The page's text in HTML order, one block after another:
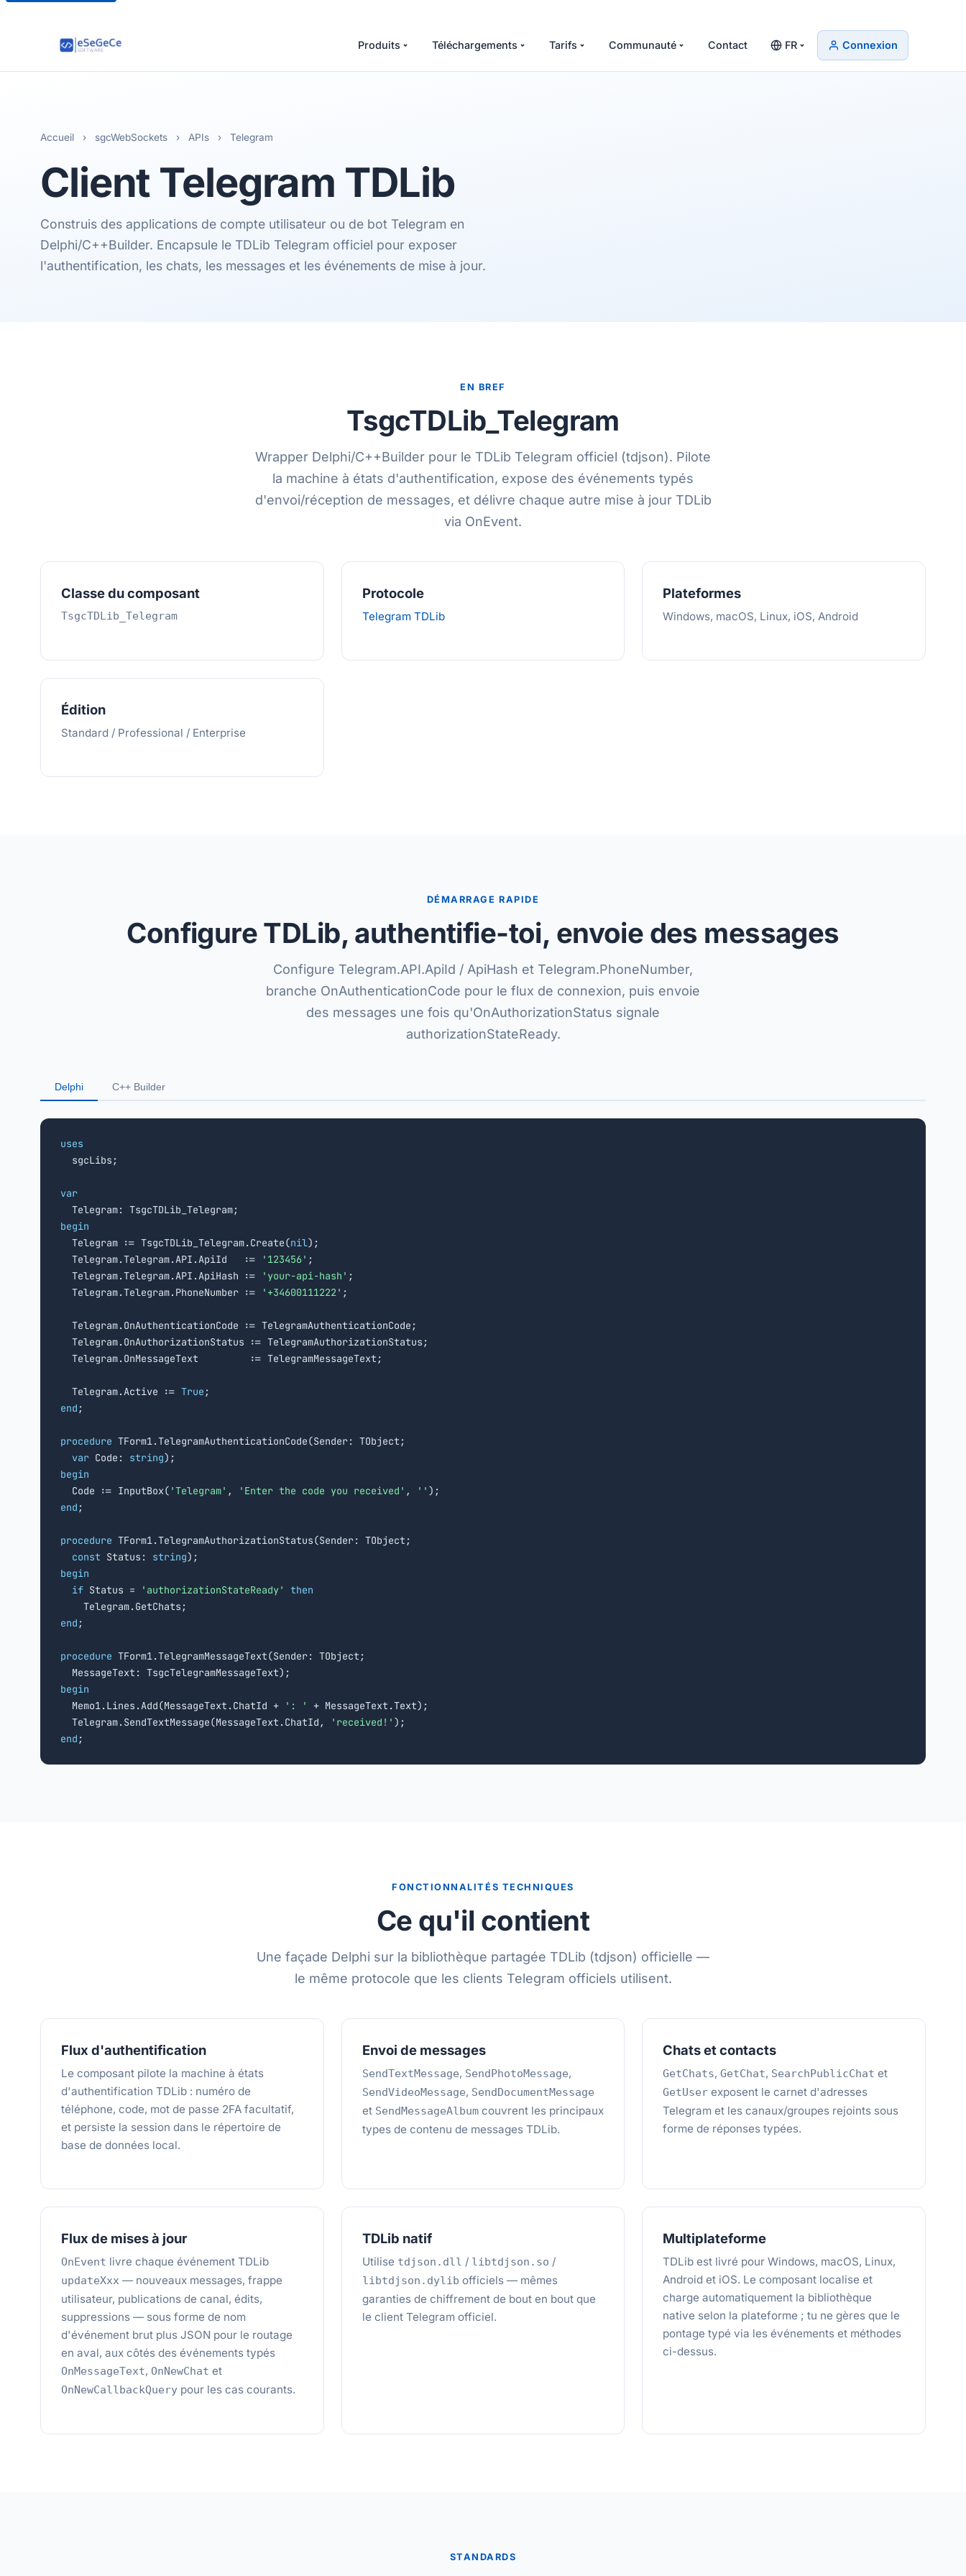
Produits Téléchargements Tarifs Communauté Contact FR Connexion
Accueil › sgcWebSockets › APIs › Telegram
Client Telegram TDLib
Construis des applications de compte utilisateur ou de bot Telegram en
Delphi/C++Builder. Encapsule le TDLib Telegram officiel pour exposer
l'authentification, les chats, les messages et les événements de mise à jour.
EN BREF
TsgcTDLib_Telegram
Wrapper Delphi/C++Builder pour le TDLib Telegram officiel (tdjson). Pilote
la machine à états d'authentification, expose des événements typés
d'envoi/réception de messages, et délivre chaque autre mise à jour TDLib
via OnEvent.
Classe du composant
TsgcTDLib_Telegram
Protocole
Telegram TDLib
Plateformes
Windows, macOS, Linux, iOS, Android
Édition
Standard / Professional / Enterprise
DÉMARRAGE RAPIDE
Configure TDLib, authentifie-toi, envoie des messages
Configure Telegram.API.ApiId / ApiHash et Telegram.PhoneNumber,
branche OnAuthenticationCode pour le flux de connexion, puis envoie
des messages une fois qu'OnAuthorizationStatus signale
authorizationStateReady.
Delphi C++ Builder
uses
sgcLibs;
var
begin
Telegram := TsgcTDLib_Telegram.Create(nil);
  Telegram.Telegram.API.ApiId   :=
'123456' ;
  Telegram.Telegram.API.ApiHash :=
'your-api-hash' ;
  Telegram.Telegram.PhoneNumber :=
'+34600111222' ;
  Telegram.OnAuthenticationCode := TelegramAuthenticationCode;
  Telegram.OnAuthorizationStatus := TelegramAuthorizationStatus;
  Telegram.OnMessageText         := TelegramMessageText;
  Telegram.Active :=
True
end ;
procedure TForm1.TelegramAuthenticationCode(Sender: TObject;
var Code: string
begin
Code := InputBox( 'Telegram' , 'Enter the code you received' , ''
end ;
procedure TForm1.TelegramAuthorizationStatus(Sender: TObject;
const Status: string
begin
if Status = 'authorizationStateReady'
then
end ;
procedure TForm1.TelegramMessageText(Sender: TObject;
begin
Memo1.Lines.Add(MessageText.ChatId +
': '
+ MessageText.Text);
  Telegram.SendTextMessage(MessageText.ChatId,
'received!'
end ;
FONCTIONNALITÉS TECHNIQUES
Ce qu'il contient
Une façade Delphi sur la bibliothèque partagée TDLib (tdjson) officielle —
le même protocole que les clients Telegram officiels utilisent.
Flux d'authentification
Le composant pilote la machine à états
d'authentification TDLib : numéro de
téléphone, code, mot de passe 2FA facultatif,
et persiste la session dans le répertoire de
base de données local.
Envoi de messages
SendTextMessage, SendPhotoMessage,
SendVideoMessage, SendDocumentMessage
et SendMessageAlbumcouvrent les principaux
types de contenu de messages TDLib.
Chats et contacts
GetChats,GetChat, SearchPublicChat et
GetUser exposent le carnet d'adresses
Telegram et les canaux/groupes rejoints sous
forme de réponses typées.
Flux de mises à jour
OnEvent livre chaque événement TDLib
updateXxx — nouveaux messages, frappe
utilisateur, publications de canal, édits,
suppressions — sous forme de nom
d'événement brut plus JSON pour le routage
en aval, aux côtés des événements typés
OnMessageText, OnNewChat et
OnNewCallbackQuery pour les cas courants.
TDLib natif
Utilise tdjson.dll / libtdjson.so /
libtdjson.dylib officiels — mêmes
garanties de chiffrement de bout en bout que
le client Telegram officiel.
Multiplateforme
TDLib est livré pour Windows, macOS, Linux,
Android et iOS. Le composant localise et
charge automatiquement la bibliothèque
native selon la plateforme ; tu ne gères que le
pontage typé via les événements et méthodes
ci-dessus.
STANDARDS